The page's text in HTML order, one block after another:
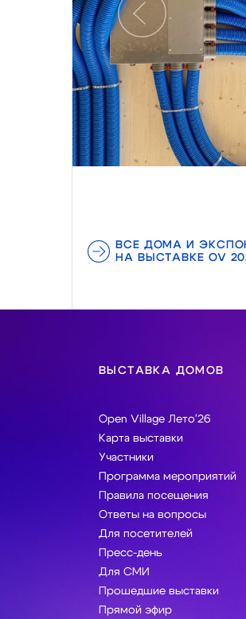
Предыдущий
ВСЕ ДОМА И
НА ВЫСТАВКЕ OV
ВЫСТАВКА ДОМОВ
Open Village Лето'26
Карта выставки
Участники
Программа мероприятий
Правила посещения
Ответы на вопросы
Для посетителей
Пресс-день
Для СМИ
Прошедшие выставки
Прямой эфир